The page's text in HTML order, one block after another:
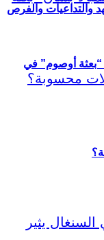
والتداعيات والفرص
“بعثة أوصوم” في